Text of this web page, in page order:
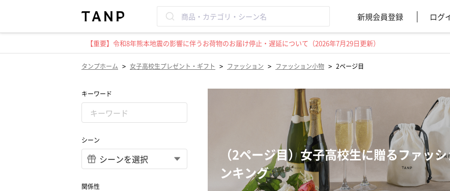
新規会員登録 ログ
【重要】令和8年熊本地震の影響に伴うお荷物のお届け停止・遅延について（2026年7月29日更新）
タンプホーム > 女子高校生プレゼント・ギフト > ファッション > ファッション小物 > 2ページ目
キーワード
シーン
関係性
（2ページ目）女子高校生に贈るファッ
ンキング